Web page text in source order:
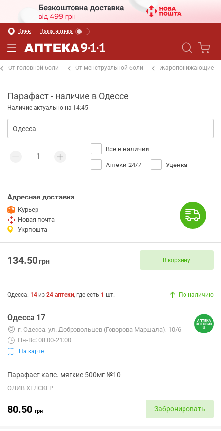
Киев Ваша аптека
От головной боли От менструальной боли Жаропонижающие
Парафаст - наличие в Одессе
Наличие актуально на 14:45
Все в наличии
Аптеки 24/7 Уценка
Адресная доставка
Курьер
Новая почта
Укрпошта
134.50грн В корзину
Одесса: 14 из 24 аптеки, где есть 1 шт. По наличию
Одесса 17
г. Одесса, ул. Добровольцев (Говорова Маршала), 10/6
Пн-Вс: 08:00-21:00
На карте
Парафаст капс. мягкие 500мг №10
ОЛИВ ХЕЛСКЕР
80.50 грн Забронировать